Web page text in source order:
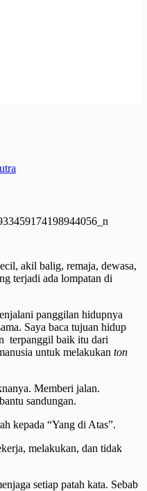
akil balig, remaja, dewasa,
terjadi ada lompatan di
panggilan hidupnya
Saya baca tujuan hidup
terpanggil baik itu dari
untuk melakukan ton
Memberi jalan.
sandungan.
kepada “Yang di Atas”.
melakukan, dan tidak
setiap patah kata. Sebab